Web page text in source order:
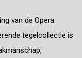
van de Opera
tegelcollectie is